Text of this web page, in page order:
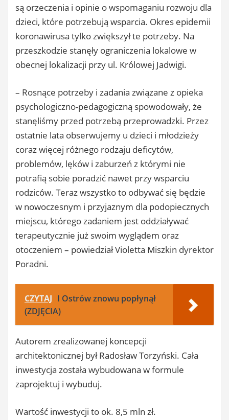
są orzeczenia i opinie o wspomaganiu rozwoju dla
dzieci, które potrzebują wsparcia. Okres epidemii
koronawirusa tylko zwiększył te potrzeby. Na
przeszkodzie stanęły ograniczenia lokalowe w
obecnej lokalizacji przy ul. Królowej Jadwigi.
– Rosnące potrzeby i zadania związane z opieka
psychologiczno-pedagogiczną spowodowały, że
stanęliśmy przed potrzebą przeprowadzki. Przez
ostatnie lata obserwujemy u dzieci i młodzieży
coraz więcej różnego rodzaju deficytów,
problemów, lęków i zaburzeń z którymi nie
potrafią sobie poradzić nawet przy wsparciu
rodziców. Teraz wszystko to odbywać się będzie
w nowoczesnym i przyjaznym dla podopiecznych
miejscu, którego zadaniem jest oddziaływać
terapeutycznie już swoim wyglądem oraz
otoczeniem – powiedział Violetta Miszkin dyrektor
Poradni.
CZYTAJ I Ostrów znowu popłynął
(ZDJĘCIA)
Autorem zrealizowanej koncepcji
architektonicznej był Radosław Torzyński. Cała
inwestycja została wybudowana w formule
zaprojektuj i wybuduj.
Wartość inwestycji to ok. 8,5 mln zł.